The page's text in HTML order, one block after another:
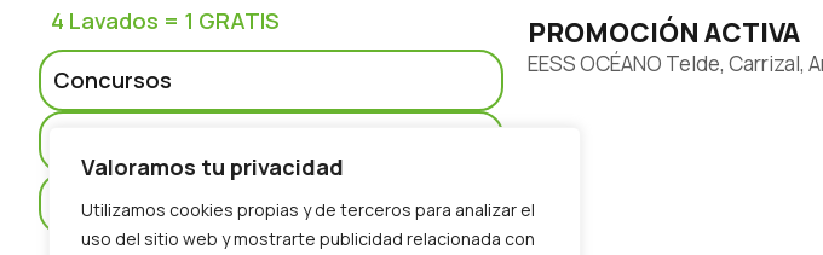
Valoramos tu privacidad
Utilizamos cookies propias y de terceros para analizar el
uso del sitio web y mostrarte publicidad relacionada con
4 Lavados = 1 GRATIS
Concursos
¿Empresa O Autónomo?
PROMOCIÓN ACTIVA
EESS OCÉANO Telde,